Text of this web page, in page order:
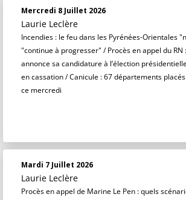
Mercredi 8 Juillet 2026
Laurie Leclère
Incendies : le feu dans les Pyrénées-Orientales
"continue à progresser" / Procès en appel du RN
annonce sa candidature à l’élection
en cassation / Canicule : 67 départements
ce mercredi
Mardi 7 Juillet 2026
Laurie Leclère
Procès en appel de Marine Le Pen : quels